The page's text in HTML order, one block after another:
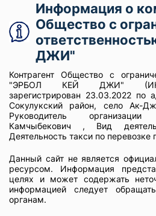
Информация о
Общество с
ДЖИ"
Контрагент Общество с
"ЭРБОЛ КЕЙ ДЖИ" (ИНН
зарегистрирован 23.03.2022 по
Сокулукский район, село
Руководитель
Камчыбекович , Вид
Деятельность такси по перевозке
Данный сайт не является
ресурсом. Информация
целях и может содержать
информацией следует
органам.